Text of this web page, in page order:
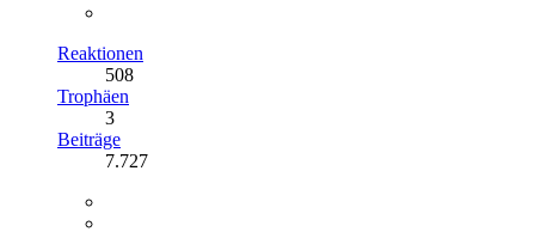
Reaktionen
508
Trophäen
3
Beiträge
7.727